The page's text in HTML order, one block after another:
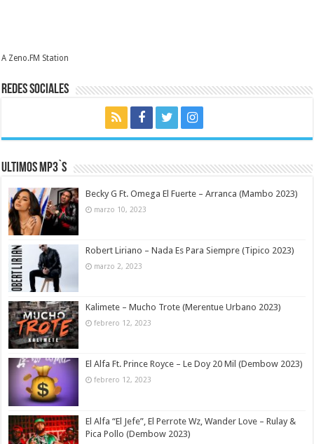
A Zeno.FM Station
Redes Sociales
Ultimos MP3`s
Becky G Ft. Omega El Fuerte – Arranca (Mambo 2023)
marzo 10, 2023
Robert Liriano – Nada Es Para Siempre (Tipico 2023)
marzo 2, 2023
Kalimete – Mucho Trote (Merentue Urbano 2023)
febrero 12, 2023
El Alfa Ft. Prince Royce – Le Doy 20 Mil (Dembow 2023)
febrero 12, 2023
El Alfa “El Jefe”, El Perrote Wz, Wander Love – Rulay &
Pica Pollo (Dembow 2023)